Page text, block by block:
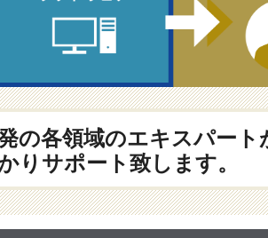
の各領域のエキスパート
りサポート致します。